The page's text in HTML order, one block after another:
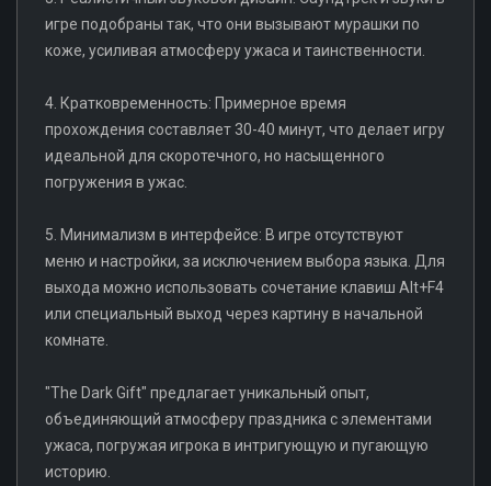
игре подобраны так, что они вызывают мурашки по
коже, усиливая атмосферу ужаса и таинственности.
4. Кратковременность: Примерное время
прохождения составляет 30-40 минут, что делает игру
идеальной для скоротечного, но насыщенного
погружения в ужас.
5. Минимализм в интерфейсе: В игре отсутствуют
меню и настройки, за исключением выбора языка. Для
выхода можно использовать сочетание клавиш Alt+F4
или специальный выход через картину в начальной
комнате.
"The Dark Gift" предлагает уникальный опыт,
объединяющий атмосферу праздника с элементами
ужаса, погружая игрока в интригующую и пугающую
историю.